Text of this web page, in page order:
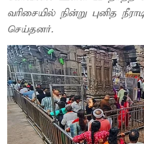
வரிசையில் நின்று புனித
செய்தனர்.